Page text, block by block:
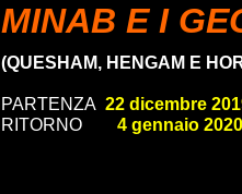
MINAB E I
(QUESHAM, HENGAM E
PARTENZA 22 dicembre
RITORNO 4 gennaio 2020